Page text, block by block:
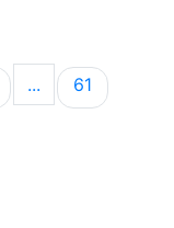
to navigate.
...PaginePagina
61